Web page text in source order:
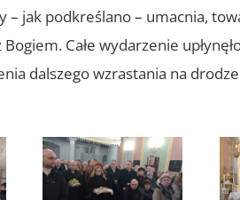
– jak podkreślano – umacnia,
Bogiem. Całe wydarzenie
dalszego wzrastania na